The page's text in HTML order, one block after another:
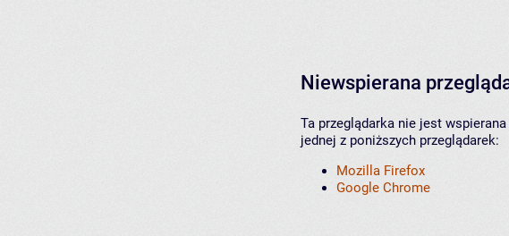
Niewspierana
Ta przeglądarka nie jest
jednej z poniższych przeglądarek:
Mozilla Firefox
Google Chrome